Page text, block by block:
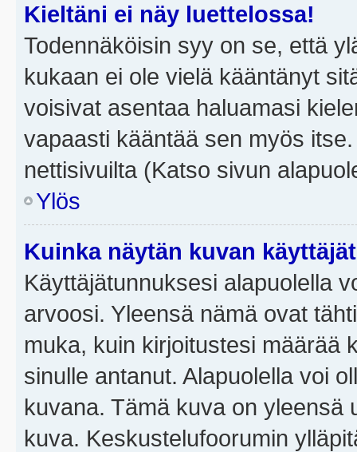
Kieltäni ei näy luettelossa!
Todennäköisin syy on se, että
kukaan ei ole vielä kääntänyt
voisivat asentaa haluamasi
vapaasti kääntää sen myös
nettisivuilta (Katso sivun
Ylös
Kuinka näytän kuvan
Käyttäjätunnuksesi alapuolella
arvoosi. Yleensä nämä ovat
muka, kuin kirjoitustesi määrää
sinulle antanut. Alapuolella voi
kuvana. Tämä kuva on yleensä
kuva. Keskustelufoorumin